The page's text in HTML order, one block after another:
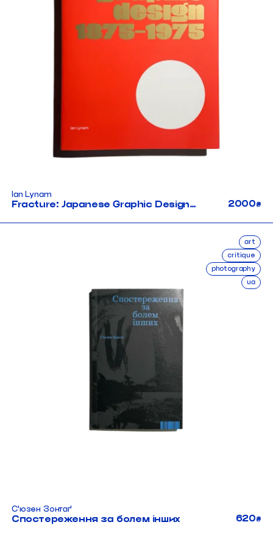
Ian Lynam
Fracture: Japanese Graphic Design 1875–1975 2000₴
art
critique
photography
ua
Сʼюзен Зонтаґ
Спостереження за болем інших 620₴